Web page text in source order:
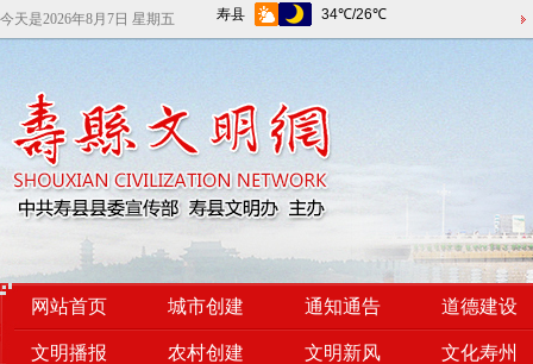
今天是2026年8月7日 星期五
网站首页 城市创建 通知通告 道德建设
文明播报 农村创建 文明新风 文化寿州